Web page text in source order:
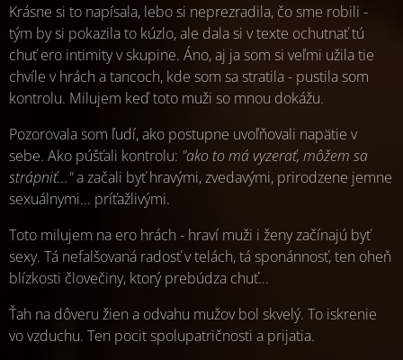
Krásne si to napísala, lebo si neprezradila, čo sme robili -
tým by si pokazila to kúzlo, ale dala si v texte ochutnať tú
chuť ero intimity v skupine. Áno, aj ja som si veľmi užila tie
chvíle v hrách a tancoch, kde som sa stratila - pustila som
kontrolu. Milujem keď toto muži so mnou dokážu.
Pozorovala som ľudí, ako postupne uvoľňovali napätie v
sebe. Ako púšťali kontrolu: "ako to má vyzerať, môžem sa
strápniť..."a začali byť hravými, zvedavými, prirodzene jemne
sexuálnymi... príťažlivými.
Toto milujem na ero hrách - hraví muži i ženy začínajú byť
sexy. Tá nefalšovaná radosť v telách, tá sponánnosť, ten oheň
blízkosti človečiny, ktorý prebúdza chuť...
Ťah na dôveru žien a odvahu mužov bol skvelý. To iskrenie
vo vzduchu. Ten pocit spolupatričnosti a prijatia.